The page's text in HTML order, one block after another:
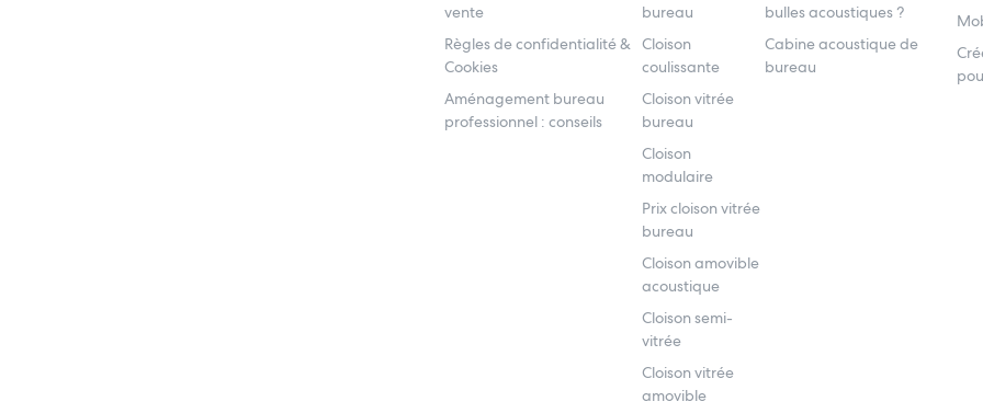
vente
Règles de confidentialité &
Cookies
Aménagement bureau
professionnel : conseils
bureau
Cloison
coulissante
Cloison vitrée
bureau
Cloison
modulaire
Prix cloison vitrée
bureau
Cloison amovible
acoustique
Cloison semi-
vitrée
Cloison vitrée
amovible
bulles acoustiques ?
Cabine acoustique de
bureau